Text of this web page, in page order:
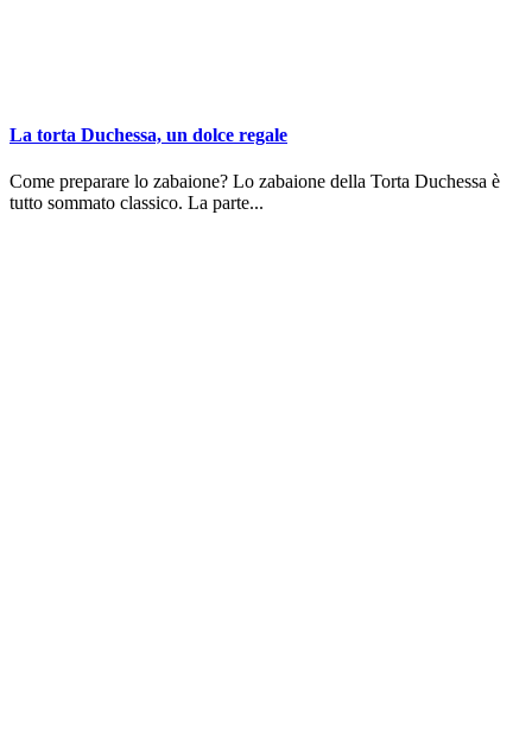
La torta Duchessa, un dolce regale
Come preparare lo zabaione? Lo zabaione della Torta Duchessa è
tutto sommato classico. La parte...